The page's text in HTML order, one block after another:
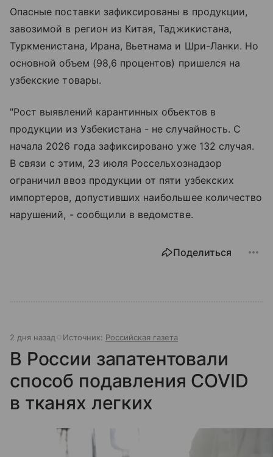
Опасные поставки зафиксированы в продукции,
завозимой в регион из Китая, Таджикистана,
Туркменистана, Ирана, Вьетнама и Шри-Ланки. Но
основной объем (98,6 процентов) пришелся на
узбекские товары.
"Рост выявлений карантинных объектов в
продукции из Узбекистана - не случайность. С
начала 2026 года зафиксировано уже 132 случая.
В связи с этим, 23 июля Россельхознадзор
ограничил ввоз продукции от пяти узбекских
импортеров, допустивших наибольшее количество
нарушений, - сообщили в ведомстве.
Поделиться
2 дня назад Источник: Российская газета
В России запатентовали
способ подавления COVID
в тканях легких